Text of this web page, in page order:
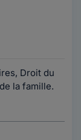
Droit du
la famille.